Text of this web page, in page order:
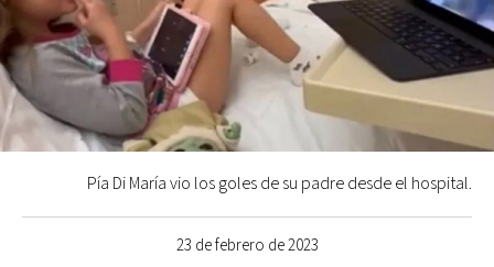
23 de febrero de 2023
Pía Di María vio los goles de su padre desde el hospital.